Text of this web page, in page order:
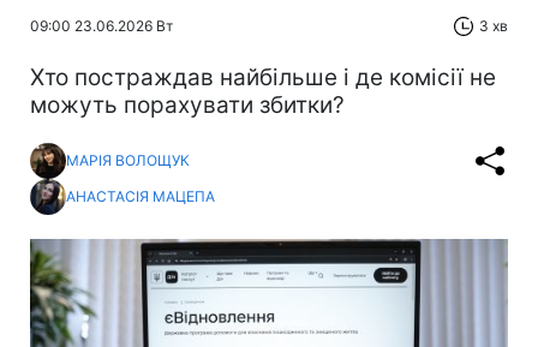
09:00 23.06.2026 Вт 3 хв
Хто постраждав найбільше і де комісії не
можуть порахувати збитки?
МАРІЯ ВОЛОЩУК
АНАСТАСІЯ МАЦЕПА